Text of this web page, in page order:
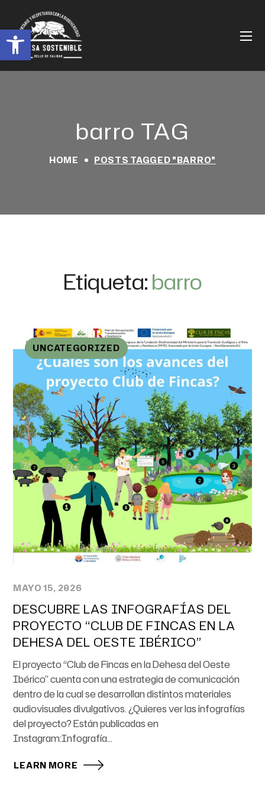
Abrir barra de herramientas
barro TAG
HOME POSTS TAGGED "BARRO"
Etiqueta:barro
UNCATEGORIZED
MAYO 15, 2026
DESCUBRE LAS INFOGRAFÍAS DEL
PROYECTO “CLUB DE FINCAS EN LA
DEHESA DEL OESTE IBÉRICO”
El proyecto “Club de Fincas en la Dehesa del Oeste
Ibérico” cuenta con una estrategia de comunicación
dentro de la cual se desarrollan distintos materiales
audiovisuales divulgativos. ¿Quieres ver las infografías
del proyecto? Están publicadas en
Instagram:Infografía...
LEARN MORE